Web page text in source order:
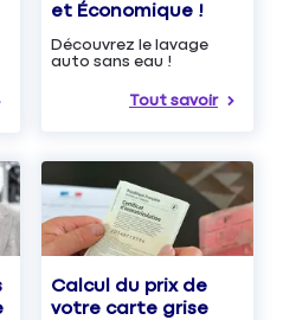
et Économique !
Découvrez le lavage
auto sans eau !
Tout savoir
Calcul du prix de
votre carte grise